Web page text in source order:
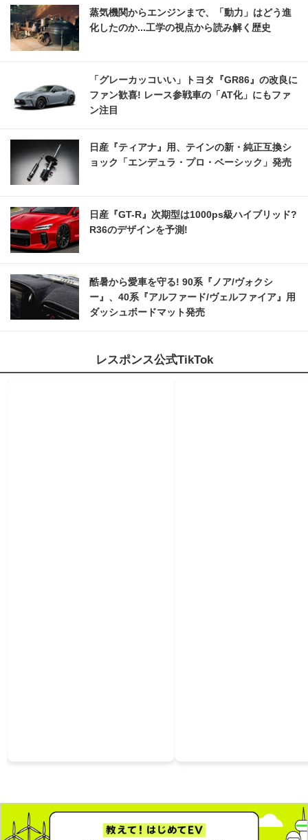
蒸気機関からエンジンまで、「動力」はどう進
化したのか...工学の視点から読み解く歴史
「グレーカッコいい」トヨタ『GR86』の改良に
ファン歓喜! レース参戦車の「AT化」にもファ
ン注目
日産『ティアナ』用、テインの新・純正互換シ
ョック「エンデュラ・プロ・ベーシック」発売
日産『GT-R』次期型は1000ps級ハイブリッド?
R36のデザインを予測!
酷暑から愛車を守る! 90系『ノア/ヴォクシ
ー』、40系『アルファード/ヴェルファイア』用
ダッシュボードマット発売
レスポンス公式TikTok